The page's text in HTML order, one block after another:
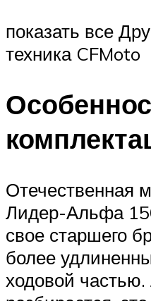
показать все
техника CFMoto
Отечественная
Лидер-Альфа
свое старшего
более
ходовой